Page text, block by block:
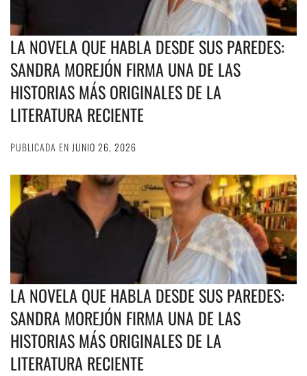
LA NOVELA QUE HABLA DESDE SUS PAREDES:
SANDRA MOREJÓN FIRMA UNA DE LAS
HISTORIAS MÁS ORIGINALES DE LA
LITERATURA RECIENTE
PUBLICADA EN JUNIO 26, 2026
LA NOVELA QUE HABLA DESDE SUS PAREDES:
SANDRA MOREJÓN FIRMA UNA DE LAS
HISTORIAS MÁS ORIGINALES DE LA
LITERATURA RECIENTE